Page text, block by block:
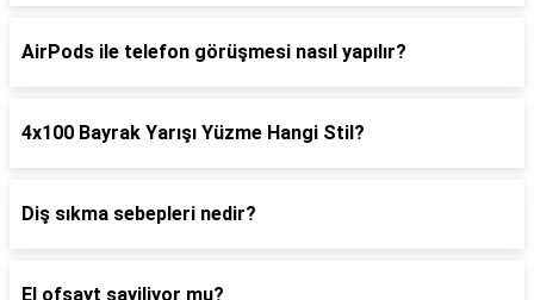
AirPods ile telefon görüşmesi nasıl yapılır?
4x100 Bayrak Yarışı Yüzme Hangi Stil?
Diş sıkma sebepleri nedir?
El ofsayt sayiliyor mu?